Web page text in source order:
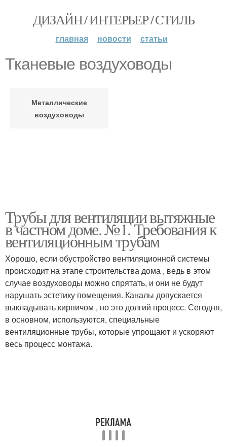
ДИЗАЙН / ИНТЕРЬЕР / СТИЛЬ
главная новости статьи
Тканевые воздуховоды
Металлические
воздуховоды
Трубы для вентиляции вытяжные
в частном доме. №1. Требования к
вентиляционным трубам
Хорошо, если обустройство вентиляционной системы
происходит на этапе строительства дома , ведь в этом
случае воздуховоды можно спрятать, и они не будут
нарушать эстетику помещения. Каналы допускается
выкладывать кирпичом , но это долгий процесс. Сегодня,
в основном, используются, специальные
вентиляционные трубы, которые упрощают и ускоряют
весь процесс монтажа.